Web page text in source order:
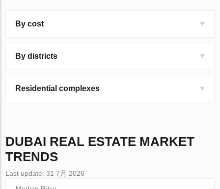
By cost
By districts
Residential complexes
DUBAI REAL ESTATE MARKET
TRENDS
Last update: 31 7月 2026